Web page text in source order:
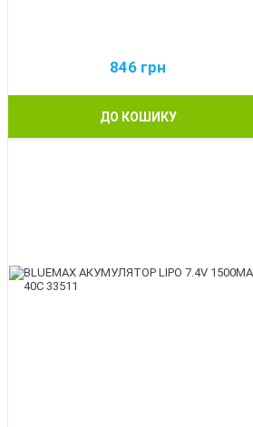
846 грн
ДО КОШИКУ